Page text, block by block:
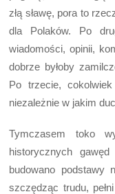
złą sławę, pora to
dla Polaków. Po
wiadomości, opinii,
dobrze byłoby
Po trzecie,
niezależnie w jakim
Tymczasem toko
historycznych
budowano podstawy
szczędząc trudu,